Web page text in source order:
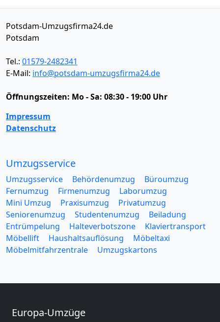
Potsdam-Umzugsfirma24.de
Potsdam
Tel.: 01579-2482341
E-Mail: info@potsdam-umzugsfirma24.de
Öffnungszeiten: Mo - Sa: 08:30 - 19:00 Uhr
Impressum
Datenschutz
Umzugsservice
Umzugsservice Behördenumzug
Büroumzug
Fernumzug
Firmenumzug
Laborumzug
Mini Umzug
Praxisumzug
Privatumzug
Seniorenumzug
Studentenumzug
Beiladung
Entrümpelung
Halteverbotszone
Klaviertransport
Möbellift
Haushaltsauflösung
Möbeltaxi
Möbelmitfahrzentrale
Umzugskartons
Europa-Umzüge